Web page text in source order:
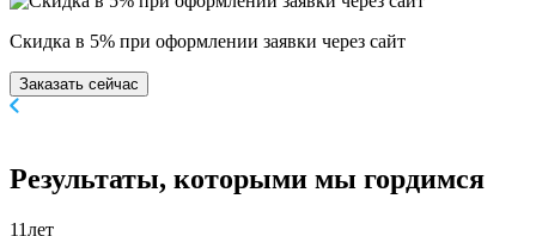
Скидка в 5% при оформлении заявки через сайт
Заказать сейчас
Результаты, которыми мы гордимся
11лет